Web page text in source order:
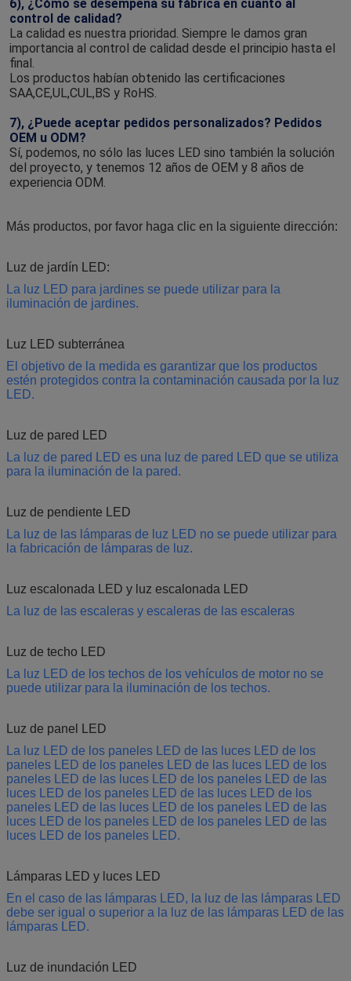
6), ¿Cómo se desempeña su fábrica en cuanto al
control de calidad?
La calidad es nuestra prioridad. Siempre le damos gran
importancia al control de calidad desde el principio hasta el
final.
Los productos habían obtenido las certificaciones
SAA,CE,UL,CUL,BS y RoHS.
7), ¿Puede aceptar pedidos personalizados? Pedidos
OEM u ODM?
Sí, podemos, no sólo las luces LED sino también la solución
del proyecto, y tenemos 12 años de OEM y 8 años de
experiencia ODM.
Más productos, por favor haga clic en la siguiente dirección:
Luz de jardín LED:
La luz LED para jardines se puede utilizar para la
iluminación de jardines.
Luz LED subterránea
El objetivo de la medida es garantizar que los productos
estén protegidos contra la contaminación causada por la luz
LED.
Luz de pared LED
La luz de pared LED es una luz de pared LED que se utiliza
para la iluminación de la pared.
Luz de pendiente LED
La luz de las lámparas de luz LED no se puede utilizar para
la fabricación de lámparas de luz.
Luz escalonada LED y luz escalonada LED
La luz de las escaleras y escaleras de las escaleras
Luz de techo LED
La luz LED de los techos de los vehículos de motor no se
puede utilizar para la iluminación de los techos.
Luz de panel LED
La luz LED de los paneles LED de las luces LED de los
paneles LED de los paneles LED de las luces LED de los
paneles LED de las luces LED de los paneles LED de las
luces LED de los paneles LED de las luces LED de los
paneles LED de las luces LED de los paneles LED de las
luces LED de los paneles LED de los paneles LED de las
luces LED de los paneles LED.
Lámparas LED y luces LED
En el caso de las lámparas LED, la luz de las lámparas LED
debe ser igual o superior a la luz de las lámparas LED de las
lámparas LED.
Luz de inundación LED